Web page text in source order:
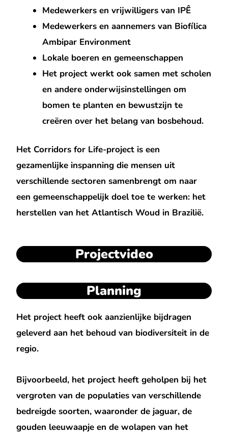
Medewerkers en vrijwilligers van IPÊ
Medewerkers en aannemers van Biofílica
Ambipar Environment
Lokale boeren en gemeenschappen
Het project werkt ook samen met scholen
en andere onderwijsinstellingen om
bomen te planten en bewustzijn te
creëren over het belang van bosbehoud.
Het Corridors for Life-project is een
gezamenlijke inspanning die mensen uit
verschillende sectoren samenbrengt om naar
een gemeenschappelijk doel toe te werken: het
herstellen van het Atlantisch Woud in Brazilië.
Projectvideo
Planning
Het project heeft ook aanzienlijke bijdragen
geleverd aan het behoud van biodiversiteit in de
regio.
Bijvoorbeeld, het project heeft geholpen bij het
vergroten van de populaties van verschillende
bedreigde soorten, waaronder de jaguar, de
gouden leeuwaapje en de wolapen van het